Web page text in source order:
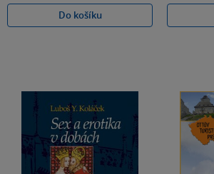
Do košíku